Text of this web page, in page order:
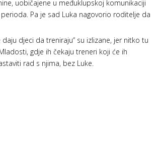
uobičajene u međuklupskoj komunikaciji
Pa je sad Luka nagovorio roditelje da
daju djeci da treniraju“ su izlizane, jer nitko tu
gdje ih čekaju treneri koji će ih
rad s njima, bez Luke.